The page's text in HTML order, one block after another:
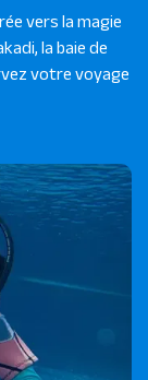
vers la magie
la baie de
votre voyage